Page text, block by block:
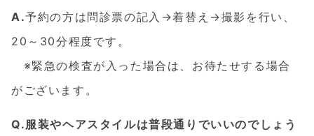
A.予約の方は問診票の記入→着替え→撮影を行い、
20～30分程度です。
※緊急の検査が入った場合は、お待たせする場合
がございます。
Q.服装やヘアスタイルは普段通りでいいのでしょう